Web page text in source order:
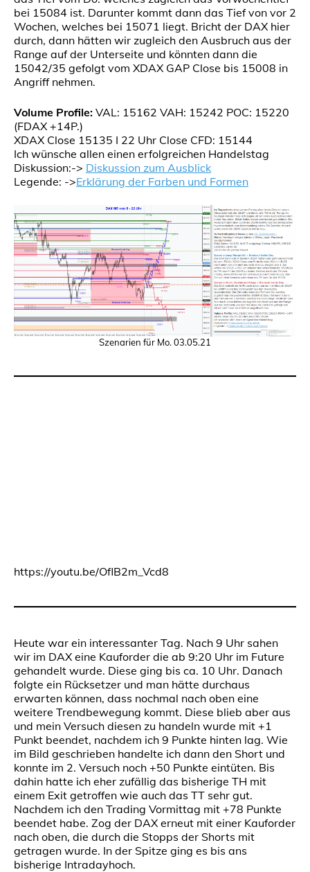
bei 15084 ist. Darunter kommt dann das Tief von vor 2
Wochen, welches bei 15071 liegt. Bricht der DAX hier
durch, dann hätten wir zugleich den Ausbruch aus der
Range auf der Unterseite und könnten dann die
15042/35 gefolgt vom XDAX GAP Close bis 15008 in
Angriff nehmen.
Volume Profile: VAL: 15162 VAH: 15242 POC: 15220
(FDAX +14P.)
XDAX Close 15135 I 22 Uhr Close CFD: 15144
Ich wünsche allen einen erfolgreichen Handelstag
Diskussion:-> Diskussion zum Ausblick
Legende: ->Erklärung der Farben und Formen
Szenarien für Mo. 03.05.21
https://youtu.be/OflB2m_Vcd8
Heute war ein interessanter Tag. Nach 9 Uhr sahen
wir im DAX eine Kauforder die ab 9:20 Uhr im Future
gehandelt wurde. Diese ging bis ca. 10 Uhr. Danach
folgte ein Rücksetzer und man hätte durchaus
erwarten können, dass nochmal nach oben eine
weitere Trendbewegung kommt. Diese blieb aber aus
und mein Versuch diesen zu handeln wurde mit +1
Punkt beendet, nachdem ich 9 Punkte hinten lag. Wie
im Bild geschrieben handelte ich dann den Short und
konnte im 2. Versuch noch +50 Punkte eintüten. Bis
dahin hatte ich eher zufällig das bisherige TH mit
einem Exit getroffen wie auch das TT sehr gut.
Nachdem ich den Trading Vormittag mit +78 Punkte
beendet habe. Zog der DAX erneut mit einer Kauforder
nach oben, die durch die Stopps der Shorts mit
getragen wurde. In der Spitze ging es bis ans
bisherige Intradayhoch.